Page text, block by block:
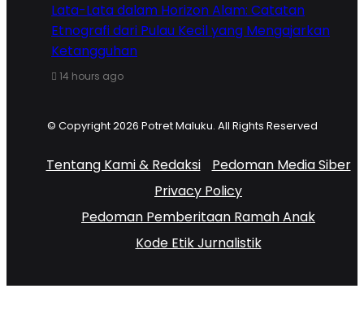
Lata-Lata dalam Horizon Alam: Catatan
Etnografi dari Pulau Kecil yang Mengajarkan
Ketangguhan
14 hours ago
© Copyright 2026 Potret Maluku. All Rights Reserved
Tentang Kami & Redaksi
Pedoman Media Siber
Privacy Policy
Pedoman Pemberitaan Ramah Anak
Kode Etik Jurnalistik